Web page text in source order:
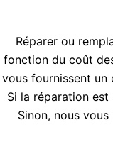
Réparer ou
fonction du coût
vous fournissent
Si la réparation
Sinon, nous